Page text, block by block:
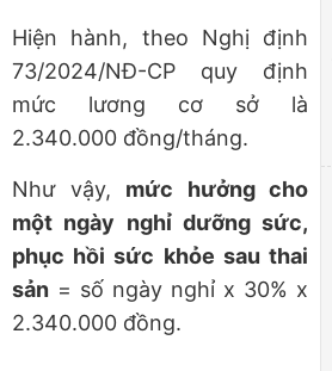
Hiện hành, theo Nghị định
73/2024/NĐ-CP quy định
mức lương cơ sở là
2.340.000 đồng/tháng.
Như vậy, mức hưởng cho
một ngày nghỉ dưỡng sức,
phục hồi sức khỏe sau thai
sản = số ngày nghỉ x 30% x
2.340.000 đồng.